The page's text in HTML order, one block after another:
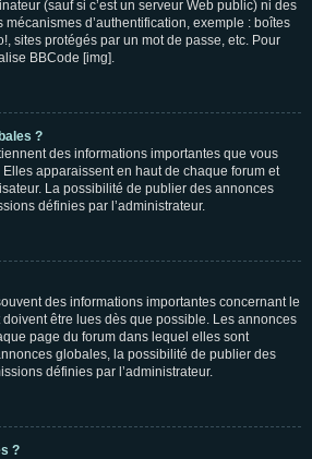
(sauf si c’est un serveur Web public) ni des
d’authentification, exemple : boîtes
sites protégés par un mot de passe, etc. Pour
BBCode [img].
?
des informations importantes que vous
apparaissent en haut de chaque forum et
La possibilité de publier des annonces
définies par l’administrateur.
des informations importantes concernant le
être lues dès que possible. Les annonces
page du forum dans lequel elles sont
globales, la possibilité de publier des
définies par l’administrateur.
?